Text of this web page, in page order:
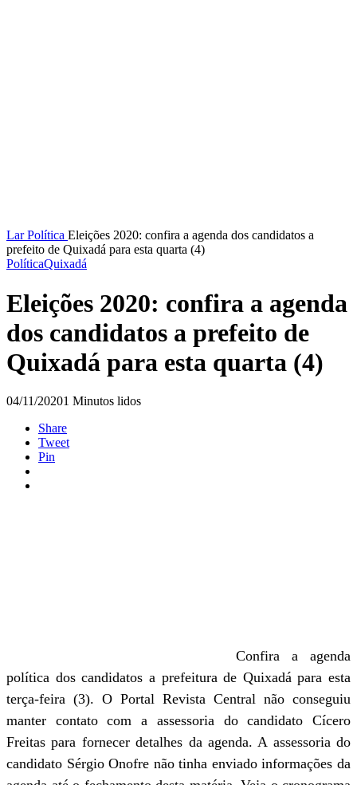
LarPolítica Eleições 2020: confira a agenda dos candidatos a
prefeito de Quixadá para esta quarta (4)
PolíticaQuixadá
Eleições 2020: confira a agenda
dos candidatos a prefeito de
Quixadá para esta quarta (4)
04/11/20201 Minutos lidos
Share
Tweet
Pin
Confira a agenda
política dos candidatos a prefeitura de Quixadá para esta
terça-feira (3). O Portal Revista Central não conseguiu
manter contato com a assessoria do candidato Cícero
Freitas para fornecer detalhes da agenda. A assessoria do
candidato Sérgio Onofre não tinha enviado informações da